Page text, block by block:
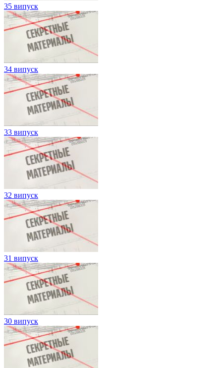
35 випуск
34 випуск
33 випуск
32 випуск
31 випуск
30 випуск